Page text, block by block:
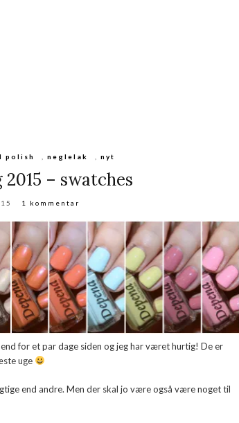
polish neglelak nyt
– swatches
1 kommentar
for et par dage siden og jeg har været hurtig! De er
uge
end andre. Men der skal jo være også være noget til